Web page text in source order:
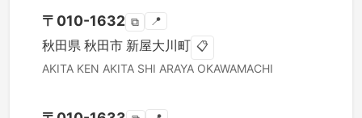
〒 010-1632 ⧉ 📍
秋田県 秋田市 新屋大川町 📋
AKITA KEN AKITA SHI ARAYA OKAWAMACHI